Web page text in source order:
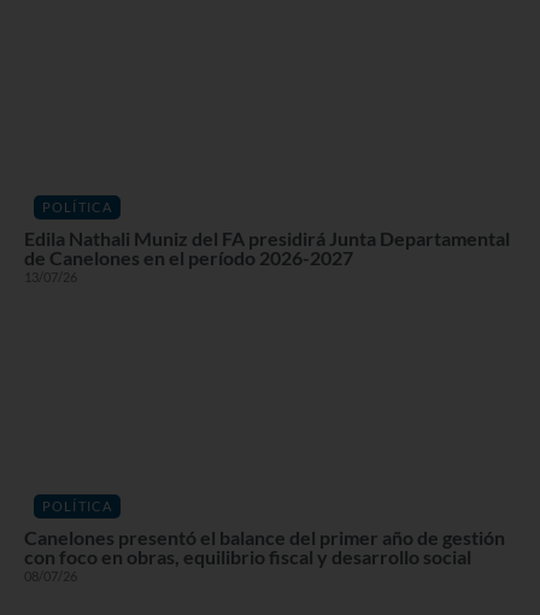
POLÍTICA
Edila Nathali Muniz del FA presidirá Junta Departamental
de Canelones en el período 2026-2027
13/07/26
POLÍTICA
Canelones presentó el balance del primer año de gestión
con foco en obras, equilibrio fiscal y desarrollo social
08/07/26